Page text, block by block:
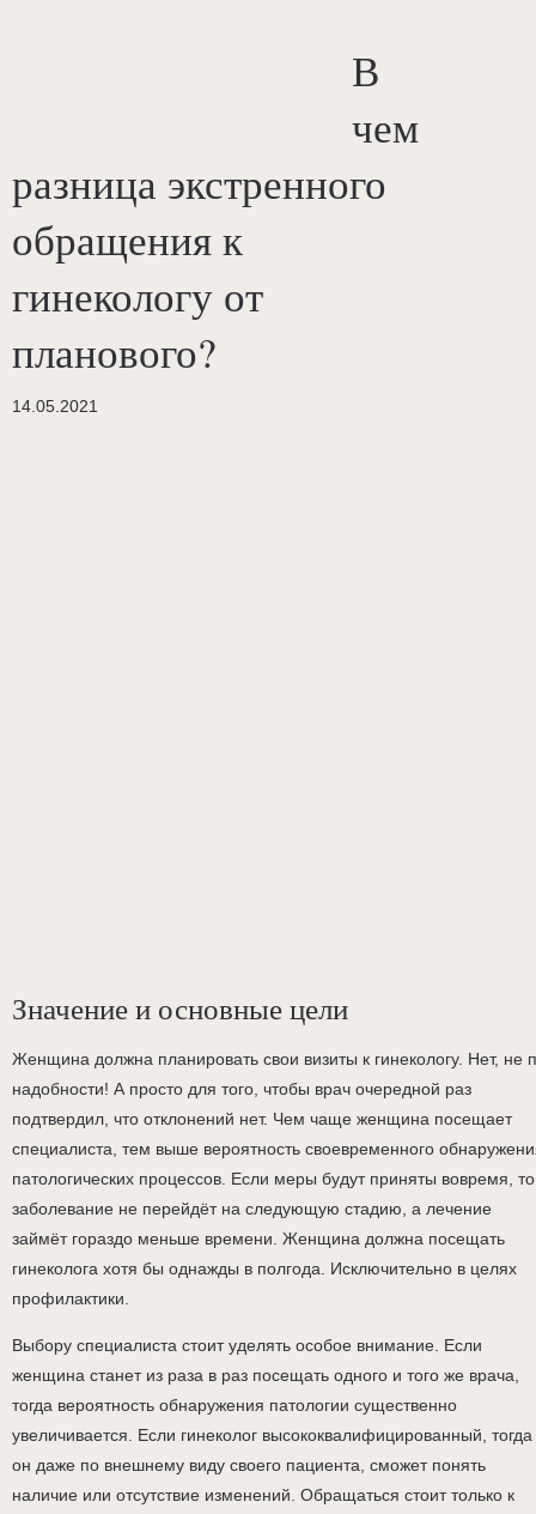
В
чем
разница экстренного
обращения к
гинекологу от
планового?
14.05.2021
Значение и основные цели
Женщина должна планировать свои визиты к гинекологу. Нет, не
надобности! А просто для того, чтобы врач очередной раз
подтвердил, что отклонений нет. Чем чаще женщина посещает
специалиста, тем выше вероятность своевременного
патологических процессов. Если меры будут приняты вовремя, то
заболевание не перейдёт на следующую стадию, а лечение
займёт гораздо меньше времени. Женщина должна посещать
гинеколога хотя бы однажды в полгода. Исключительно в целях
профилактики.
Выбору специалиста стоит уделять особое внимание. Если
женщина станет из раза в раз посещать одного и того же врача,
тогда вероятность обнаружения патологии существенно
увеличивается. Если гинеколог высококвалифицированный, тогда
он даже по внешнему виду своего пациента, сможет понять
наличие или отсутствие изменений. Обращаться стоит только к